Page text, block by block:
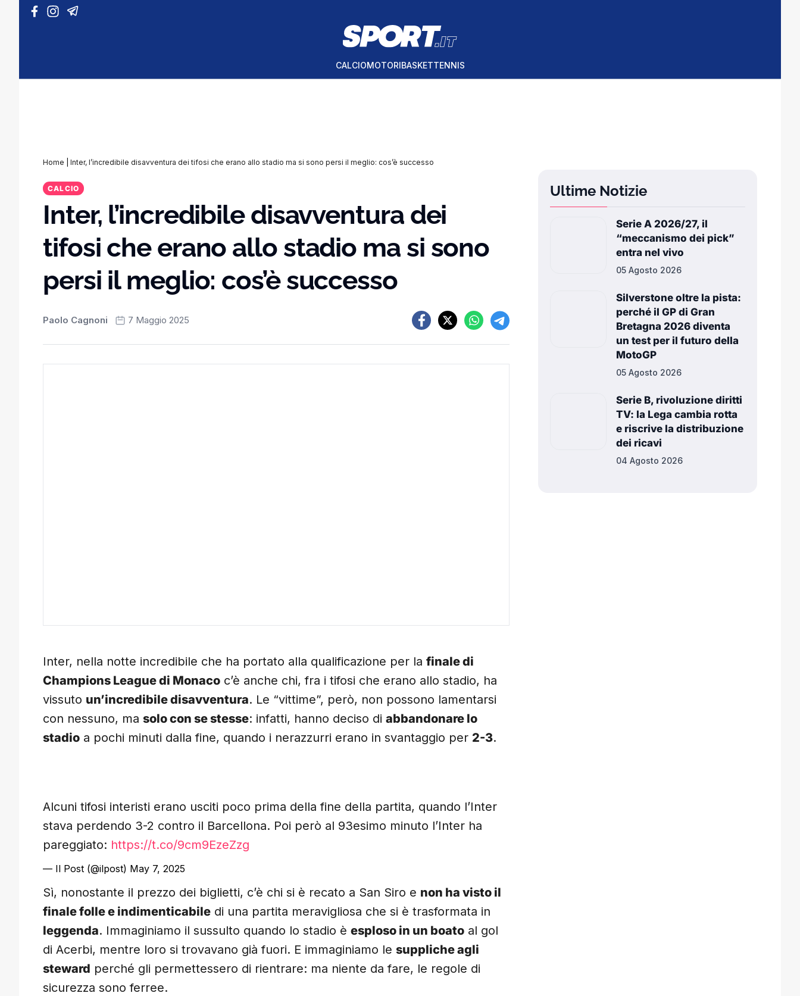
Vai al contenuto
CALCIOMOTORIBASKETTENNIS
Home Inter, l’incredibile disavventura dei tifosi che erano allo stadio ma si sono persi il meglio: cos’è successo
CALCIO
Inter, l’incredibile disavventura dei
tifosi che erano allo stadio ma si sono
persi il meglio: cos’è successo
Paolo Cagnoni 7 Maggio 2025
Inter, nella notte incredibile che ha portato alla qualificazione per la finale di
Champions League di Monaco c’è anche chi, fra i tifosi che erano allo stadio, ha
vissuto un’incredibile disavventura. Le “vittime”, però, non possono lamentarsi
con nessuno, ma solo con se stesse: infatti, hanno deciso di abbandonare lo
stadio a pochi minuti dalla fine, quando i nerazzurri erano in svantaggio per 2-3.
Alcuni tifosi interisti erano usciti poco prima della fine della partita, quando l’Inter
stava perdendo 3-2 contro il Barcellona. Poi però al 93esimo minuto l’Inter ha
pareggiato: https://t.co/9cm9EzeZzg
— Il Post (@ilpost) May 7, 2025
Sì, nonostante il prezzo dei biglietti, c’è chi si è recato a San Siro e non ha visto il
finale folle e indimenticabile di una partita meravigliosa che si è trasformata in
leggenda. Immaginiamo il sussulto quando lo stadio è esploso in un boato al gol
di Acerbi, mentre loro si trovavano già fuori. E immaginiamo le suppliche agli
steward perché gli permettessero di rientrare: ma niente da fare, le regole di
sicurezza sono ferree.
Ultime Notizie
Serie A 2026/27, il
“meccanismo dei pick”
entra nel vivo
05 Agosto 2026
Silverstone oltre la pista:
perché il GP di Gran
Bretagna 2026 diventa
un test per il futuro della
MotoGP
05 Agosto 2026
Serie B, rivoluzione diritti
TV: la Lega cambia rotta
e riscrive la distribuzione
dei ricavi
04 Agosto 2026